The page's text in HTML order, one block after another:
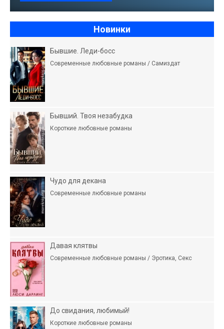
Новинки
Бывшие. Леди-босс
Современные любовные романы / Самиздат
Бывший. Твоя незабудка
Короткие любовные романы
Чудо для декана
Современные любовные романы
Давая клятвы
Современные любовные романы / Эротика, Секс
До свидания, любимый!
Короткие любовные романы